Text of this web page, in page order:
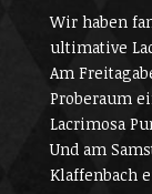
Wir haben
ultimative
Am
Proberaum
Lacrimosa
Und am
Klaffenbach